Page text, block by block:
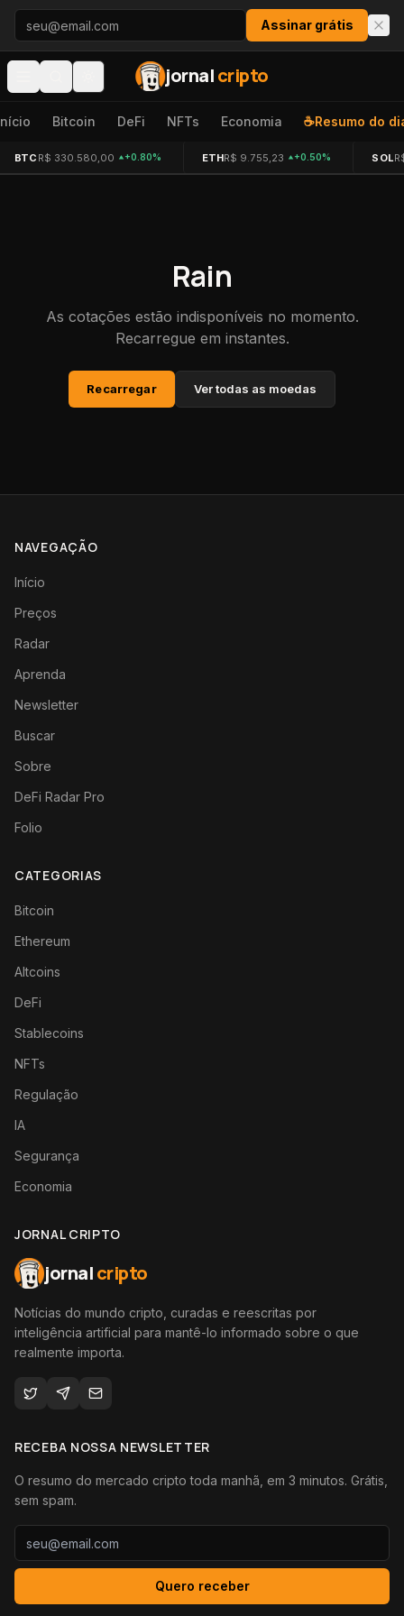
Pular para o conteúdo
Assinar grátis
jornalcripto
Bitcoin DeFi NFTs Economia ☕Resumo do
BTC R$ 330.580,00 +0.80% ETHR$ 9.755,23 +0.50% SOL
Rain
As cotações estão indisponíveis no momento.
Recarregue em instantes.
Recarregar Ver todas as moedas
NAVEGAÇÃO
Início
Preços
Radar
Aprenda
Newsletter
Buscar
Sobre
DeFi Radar Pro
Folio
CATEGORIAS
Bitcoin
Ethereum
Altcoins
DeFi
Stablecoins
NFTs
Regulação
IA
Segurança
Economia
JORNAL CRIPTO
jornalcripto
Notícias do mundo cripto, curadas e reescritas por
inteligência artificial para mantê-lo informado sobre o que
realmente importa.
RECEBA NOSSA NEWSLETTER
O resumo do mercado cripto toda manhã, em 3 minutos. Grátis,
sem spam.
Quero receber